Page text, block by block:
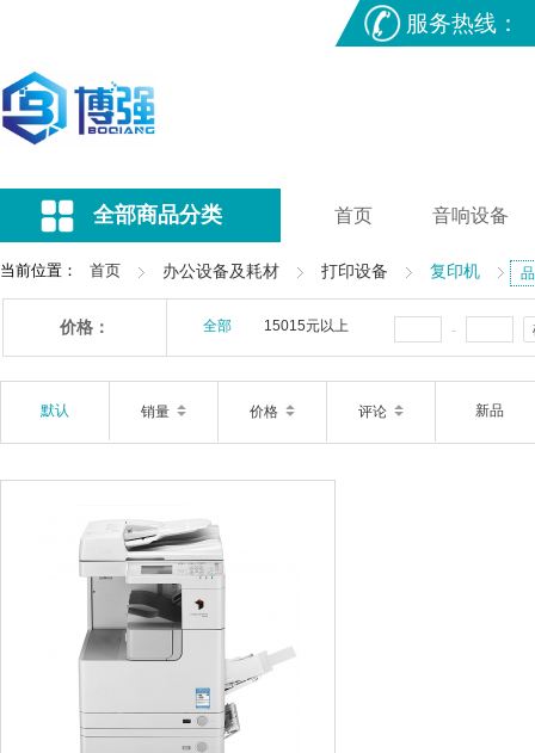
服务热线：
全部商品分类 首页 音响设备
当前位置： 首页 办公设备及耗材 打印设备 复印机
价格： 全部 15015元以上 -
默认 销量 价格 评论 新品